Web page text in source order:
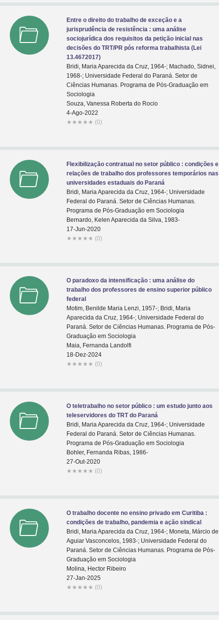
Entre o direito do trabalho de exceção e a
jurisprudência de resistência : uma análise
sociojurídica dos requisitos da petição inicial nas
decisões do TRT/PR pós reforma trabalhista (Lei
13.4672017)
Bridi, Maria Aparecida da Cruz, 1964-; Machado, Sidnei,
1968-; Universidade Federal do Paraná. Setor de
Ciências Humanas. Programa de Pós-Graduação em
Sociologia
Souza, Vanessa Roberta do Rocio
4-Ago-2022
★ ★ ★ ★ ★ (0)
Flexibilização contratual no setor público : condições e
relações de trabalho dos professores temporários nas
universidades estaduais do Paraná
Bridi, Maria Aparecida da Cruz, 1964-; Universidade
Federal do Paraná. Setor de Ciências Humanas.
Programa de Pós-Graduação em Sociologia
Bernardo, Kelen Aparecida da Silva, 1983-
17-Jun-2020
★ ★ ★ ★ ★ (0)
O paradoxo da intensificação : uma análise do
trabalho dos professores de ensino superior público
federal
Motim, Benilde Maria Lenzi, 1957-; Bridi, Maria
Aparecida da Cruz, 1964-; Universidade Federal do
Paraná. Setor de Ciências Humanas. Programa de Pós-
Graduação em Sociologia
Maia, Fernanda Landolfi
18-Dez-2024
★ ★ ★ ★ ★ (0)
O teletrabalho no setor público : um estudo junto aos
teleservidores do TRT do Paraná
Bridi, Maria Aparecida da Cruz, 1964-; Universidade
Federal do Paraná. Setor de Ciências Humanas.
Programa de Pós-Graduação em Sociologia
Bohler, Fernanda Ribas, 1986-
27-Out-2020
★ ★ ★ ★ ★ (0)
O trabalho docente no ensino privado em Curitiba :
condições de trabalho, pandemia e ação sindical
Bridi, Maria Aparecida da Cruz, 1964-; Moneta, Márcio de
Aguiar Vasconcelos, 1983-; Universidade Federal do
Paraná. Setor de Ciências Humanas. Programa de Pós-
Graduação em Sociologia
Molina, Hector Ribeiro
27-Jan-2025
★ ★ ★ ★ ★ (0)